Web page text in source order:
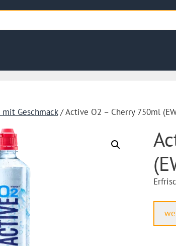
mit Geschmack/ Active O2 – Cherry 750ml